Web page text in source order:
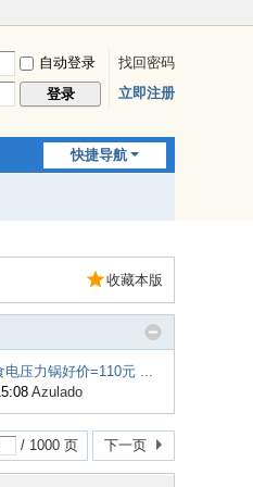
自动登录
找回密码
登录 立即注册
快捷导航
收藏本版
电压力锅好价=110元 ...
Azulado
/ 1000 页 下一页